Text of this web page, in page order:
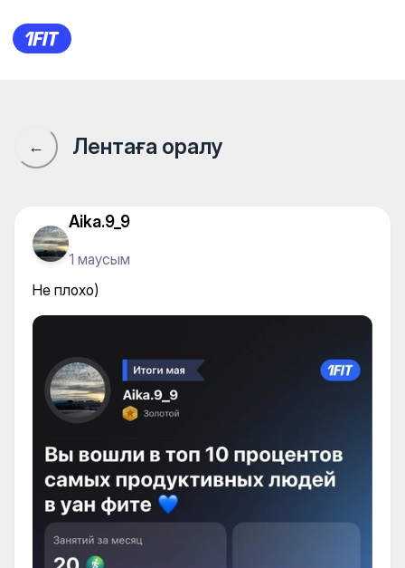
Не плохо)
← Лентаға оралу
Aika.9_9
1 маусым
Не плохо)